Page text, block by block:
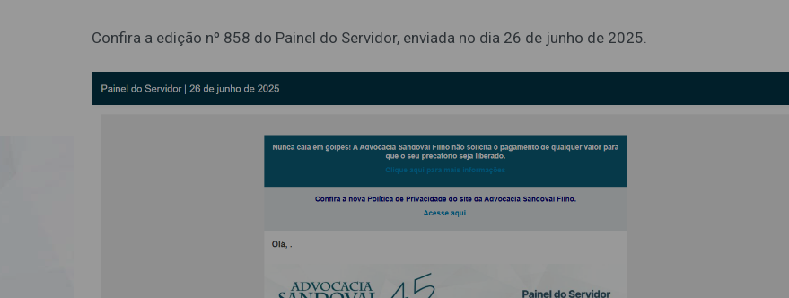
Confira a edição nº 858 do Painel do Servidor, enviada no dia 26 de junho de 2025.